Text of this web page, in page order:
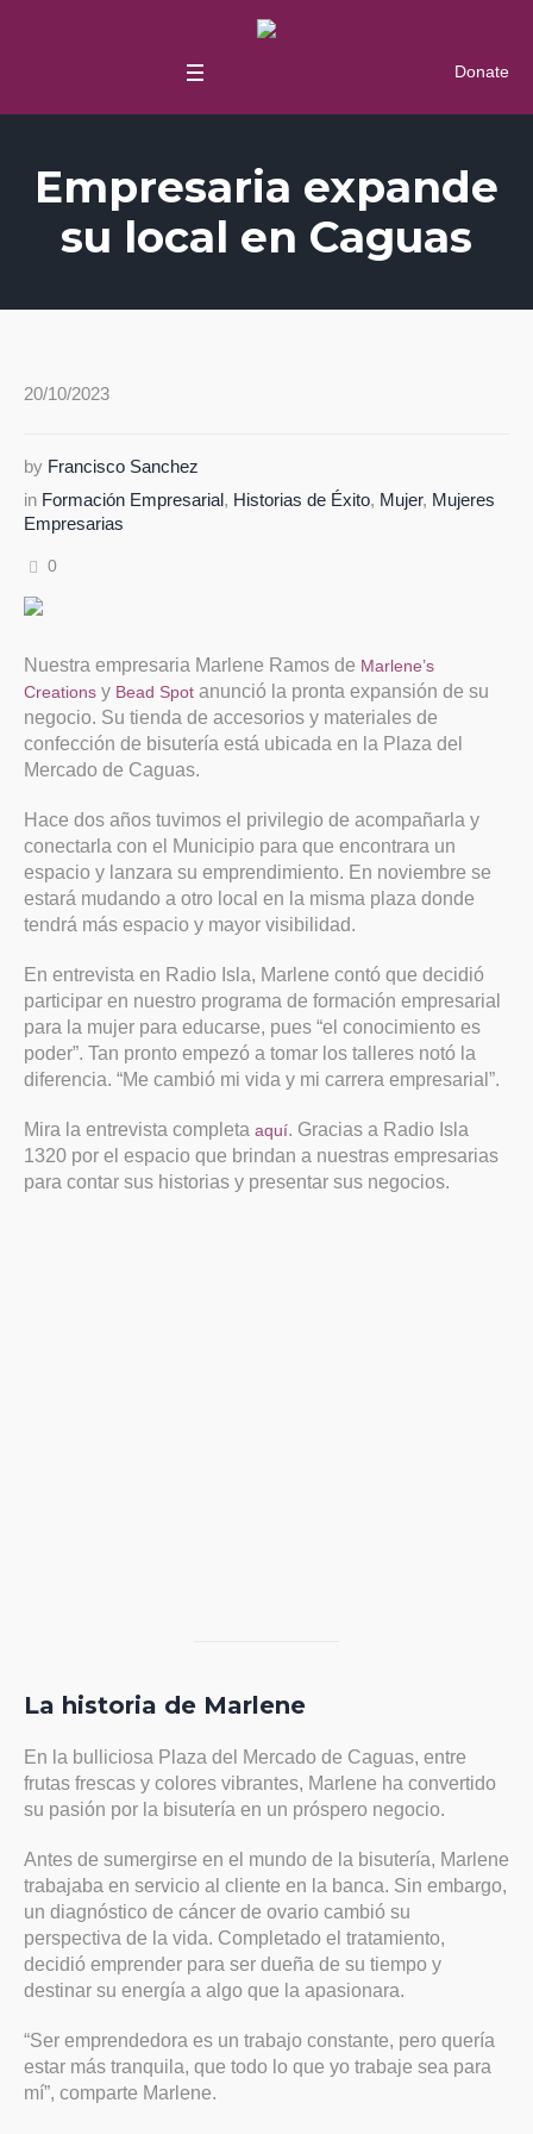
Donate
Empresaria expande
su local en Caguas
20/10/2023
by Francisco Sanchez
in Formación Empresarial, Historias de Éxito, Mujer, Mujeres
Empresarias
0
Nuestra empresaria Marlene Ramos de Marlene’s
Creations y Bead Spot anunció la pronta expansión de su
negocio. Su tienda de accesorios y materiales de
confección de bisutería está ubicada en la Plaza del
Mercado de Caguas.
Hace dos años tuvimos el privilegio de acompañarla y
conectarla con el Municipio para que encontrara un
espacio y lanzara su emprendimiento. En noviembre se
estará mudando a otro local en la misma plaza donde
tendrá más espacio y mayor visibilidad.
En entrevista en Radio Isla, Marlene contó que decidió
participar en nuestro programa de formación empresarial
para la mujer para educarse, pues “el conocimiento es
poder”. Tan pronto empezó a tomar los talleres notó la
diferencia. “Me cambió mi vida y mi carrera empresarial”.
Mira la entrevista completa aquí. Gracias a Radio Isla
1320 por el espacio que brindan a nuestras empresarias
para contar sus historias y presentar sus negocios.
La historia de Marlene
En la bulliciosa Plaza del Mercado de Caguas, entre
frutas frescas y colores vibrantes, Marlene ha convertido
su pasión por la bisutería en un próspero negocio.
Antes de sumergirse en el mundo de la bisutería, Marlene
trabajaba en servicio al cliente en la banca. Sin embargo,
un diagnóstico de cáncer de ovario cambió su
perspectiva de la vida. Completado el tratamiento,
decidió emprender para ser dueña de su tiempo y
destinar su energía a algo que la apasionara.
“Ser emprendedora es un trabajo constante, pero quería
estar más tranquila, que todo lo que yo trabaje sea para
mí”, comparte Marlene.